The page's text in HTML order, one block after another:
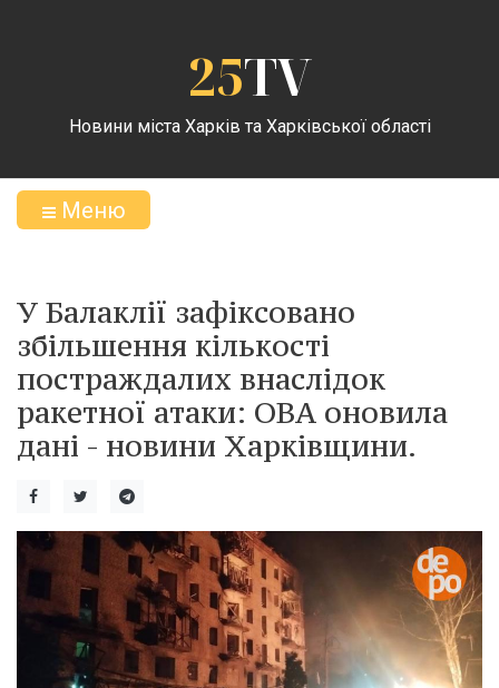
25TV
Новини міста Харків та Харківської області
Меню
У Балаклії зафіксовано
збільшення кількості
постраждалих внаслідок
ракетної атаки: ОВА оновила
дані - новини Харківщини.